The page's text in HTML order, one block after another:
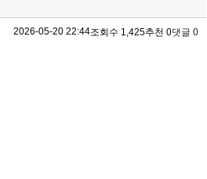
2026-05-20 22:44조회수 1,425추천 0댓글 0